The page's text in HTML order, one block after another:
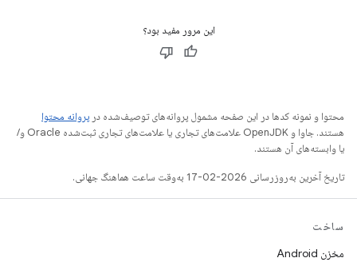
این مرور مفید بود؟
محتوا و نمونه کدها در این صفحه مشمول پروانه‌های توصیف‌شده در پروانه محتوا
هستند. جاوا و OpenJDK علامت‌های تجاری یا علامت‌های تجاری ثبت‌شده Oracle و/
یا وابسته‌های آن هستند.
تاریخ آخرین به‌روزرسانی 2026-02-17 به‌وقت ساعت هماهنگ جهانی.
ساخت
مخزن Android